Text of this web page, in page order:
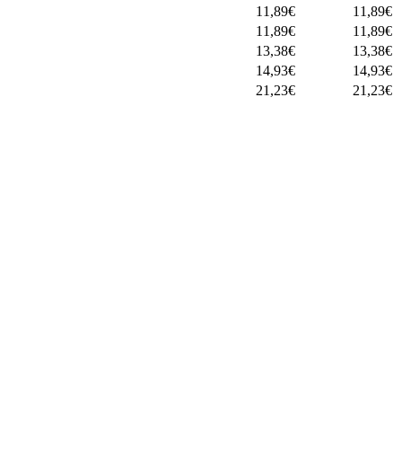
11,89€ 11,89€
11,89€ 11,89€
13,38€ 13,38€
14,93€ 14,93€
21,23€ 21,23€